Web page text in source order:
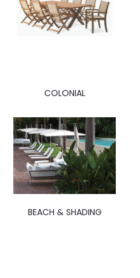
COLONIAL
BEACH & SHADING